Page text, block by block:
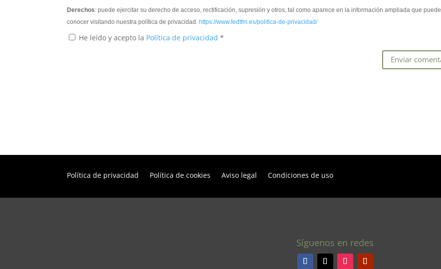
Derechos: puede ejercitar su derecho de acceso, rectificación, supresión y otros, tal como aparece en la información ampliada que puede
conocer visitando nuestra política de privacidad.https://www.fedtfm.es/politica-de-privacidad/
He leído y acepto la Política de privacidad*
Política de privacidad Política de cookies Aviso legal Condiciones de uso
Síguenos en redes